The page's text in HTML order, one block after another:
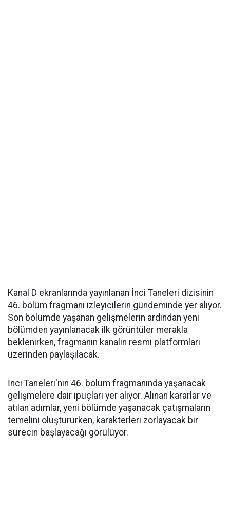
Kanal D ekranlarında yayınlanan İnci Taneleri dizisinin
46. bölüm fragmanı izleyicilerin gündeminde yer alıyor.
Son bölümde yaşanan gelişmelerin ardından yeni
bölümden yayınlanacak ilk görüntüler merakla
beklenirken, fragmanın kanalın resmi platformları
üzerinden paylaşılacak.
İnci Taneleri'nin 46. bölüm fragmanında yaşanacak
gelişmelere dair ipuçları yer alıyor. Alınan kararlar ve
atılan adımlar, yeni bölümde yaşanacak çatışmaların
temelini oluştururken, karakterleri zorlayacak bir
sürecin başlayacağı görülüyor.